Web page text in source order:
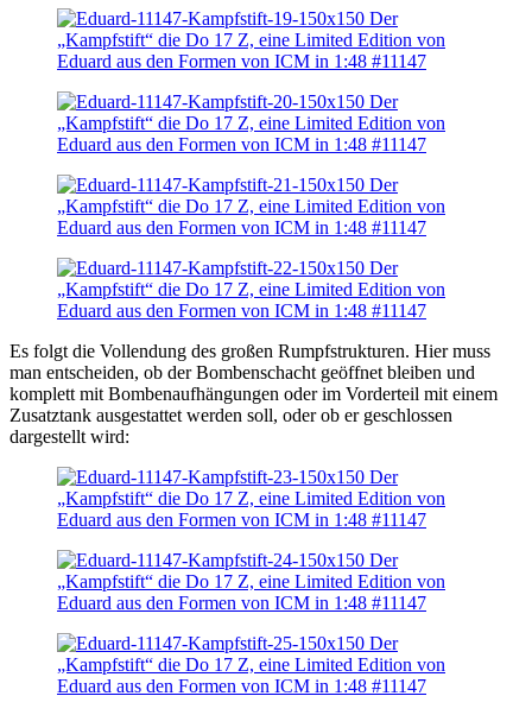
Es folgt die Vollendung des großen Rumpfstrukturen. Hier muss
man entscheiden, ob der Bombenschacht geöffnet bleiben und
komplett mit Bombenaufhängungen oder im Vorderteil mit einem
Zusatztank ausgestattet werden soll, oder ob er geschlossen
dargestellt wird: